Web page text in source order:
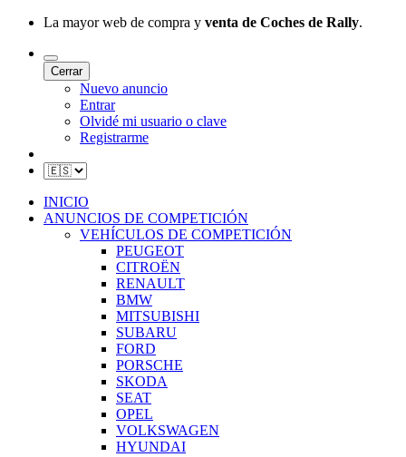
La mayor web de compra y venta de Coches de Rally.
Cerrar
Nuevo anuncio
Entrar
Olvidé mi usuario o clave
Registrarme
INICIO
ANUNCIOS DE COMPETICIÓN
VEHÍCULOS DE COMPETICIÓN
PEUGEOT
CITROËN
RENAULT
BMW
MITSUBISHI
SUBARU
FORD
PORSCHE
SKODA
SEAT
OPEL
VOLKSWAGEN
HYUNDAI